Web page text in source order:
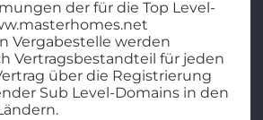
der für die Top Level-
Vergabestelle werden
Vertragsbestandteil für jeden
über die Registrierung
Sub Level-Domains in den